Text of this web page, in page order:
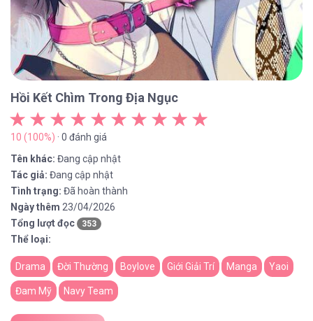
Hồi Kết Chìm Trong Địa Ngục
10 (100%) · 0 đánh giá
Tên khác: Đang cập nhật
Tác giả: Đang cập nhật
Tình trạng: Đã hoàn thành
Ngày thêm 23/04/2026
Tổng lượt đọc
353
Thể loại:
Drama Đời Thường Boylove Giới Giải Trí Manga Yaoi
Đam Mỹ Navy Team